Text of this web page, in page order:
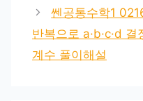
쎈공통수학1
반복으로 a·b·c·d
계수 풀이해설